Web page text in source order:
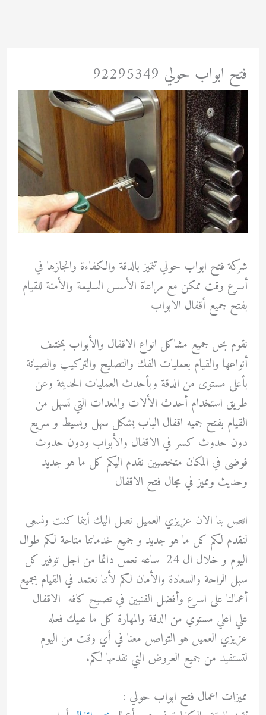
فتح ابواب حولي 92295349
شركة فتح ابواب حولي تتميز بالدقة والكفاءة وانجازها في
أسرع وقت ممكن مع مراعاة الأسس السليمة والأمنة للقيام
بفتح جميع أقفال الابواب
نقوم بحل جميع مشاكل انواع الاقفال والأبواب بمختلف
أنواعها والقيام بعمليات الفك والتصليح والتركيب والصيانة
بأعلى مستوى من الدقة وبأحدث العمليات الحديثة وعن
طريق استخدام أحدث الألات والمعدات التي تسهل من
القيام بفتح جميه اقفال الباب بشكل سهل وبسيط و سريع
دون حدوث كسر في الاقفال والأبواب ودون حدوث
فوضى في المكان متخصيين نقدم اليكم كل ما هو جديد
وحديث ومميز في مجال فتح الاقفال
اتصل بنا الان عزيزي العميل نصل اليك أينما كنت ونسعى
لنقدم لكم كل ما هو جديد و جميع خدماتنا متاحة لكم طوال
اليوم و خلال ال 24 ساعه نعمل دائما من اجل توفير كل
سبل الراحة والسعادة والأمان لكم لأننا نعتمد في القيام بجميع
أعمالنا على اسرع وأفضل الفنيين في تصليح كافه الاقفال
علي اعلي مستوي من الدقة والمهارة كل ما عليك فعله
عزيزي العميل هو التواصل معنا في أي وقت من اليوم
لتستفيد من جميع العروض التي نقدمها لكم.
مميزات اعمال فتح ابواب حولي :